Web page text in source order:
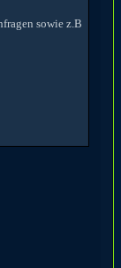
sowie z.B